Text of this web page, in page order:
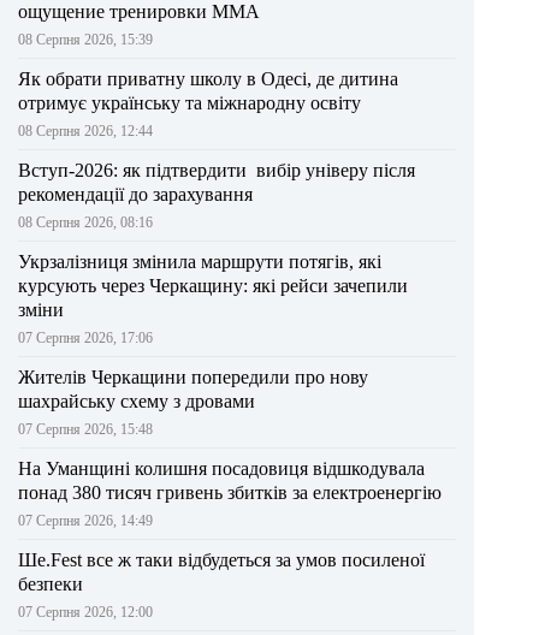
ощущение тренировки ММА
08 Серпня 2026, 15:39
Як обрати приватну школу в Одесі, де дитина
отримує українську та міжнародну освіту
08 Серпня 2026, 12:44
Вступ-2026: як підтвердити вибір універу після
рекомендації до зарахування
08 Серпня 2026, 08:16
Укрзалізниця змінила маршрути потягів, які
курсують через Черкащину: які рейси зачепили
зміни
07 Серпня 2026, 17:06
Жителів Черкащини попередили про нову
шахрайську схему з дровами
07 Серпня 2026, 15:48
На Уманщині колишня посадовиця відшкодувала
понад 380 тисяч гривень збитків за електроенергію
07 Серпня 2026, 14:49
Ше.Fest все ж таки відбудеться за умов посиленої
безпеки
07 Серпня 2026, 12:00